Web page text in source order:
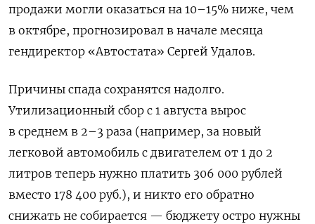
продажи могли оказаться на 10–15% ниже, чем
в октябре, прогнозировал в начале месяца
гендиректор «Автостата» Сергей Удалов.
Причины спада сохранятся надолго.
Утилизационный сбор с 1 августа вырос
в среднем в 2–3 раза (например, за новый
легковой автомобиль с двигателем от 1 до 2
литров теперь нужно платить 306 000 рублей
вместо 178 400 руб.), и никто его обратно
снижать не собирается — бюджету остро нужны